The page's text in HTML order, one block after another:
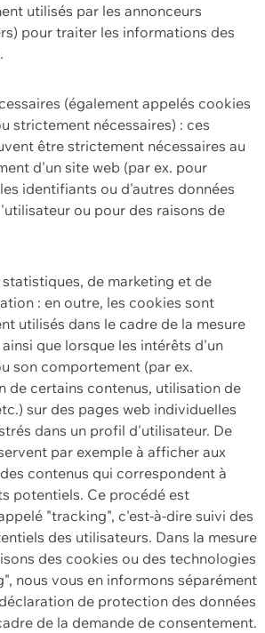
utilisés par les annonceurs
pour traiter les informations des
(également appelés cookies
strictement nécessaires) : ces
être strictement nécessaires au
d'un site web (par ex. pour
identifiants ou d'autres données
ou pour des raisons de
de marketing et de
: en outre, les cookies sont
utilisés dans le cadre de la mesure
que lorsque les intérêts d'un
son comportement (par ex.
de certains contenus, utilisation de
sur des pages web individuelles
dans un profil d'utilisateur. De
par exemple à afficher aux
contenus qui correspondent à
potentiels. Ce procédé est
"tracking", c'est-à-dire suivi des
des utilisateurs. Dans la mesure
des cookies ou des technologies
nous vous en informons séparément
de protection des données
de la demande de consentement.